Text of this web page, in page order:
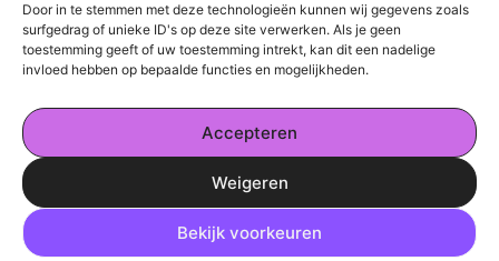
Door in te stemmen met deze technologieën kunnen wij gegevens zoals
surfgedrag of unieke ID's op deze site verwerken. Als je geen
toestemming geeft of uw toestemming intrekt, kan dit een nadelige
invloed hebben op bepaalde functies en mogelijkheden.
Accepteren
Weigeren
Bekijk voorkeuren
Ga Naar
kickinsite.nl – Echt, eerlijk, alles wat telt.
Een verzameling van blogs en artikelen die
een breed scala aan onderwerpen uit het
dagelijks leven behandelen.